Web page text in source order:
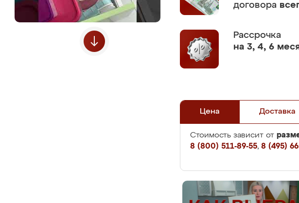
договора
Рассрочка
на 3, 4, 6
Цена Доставка
Стоимость зависит от
8 (800) 511-89-55, 8 (495)